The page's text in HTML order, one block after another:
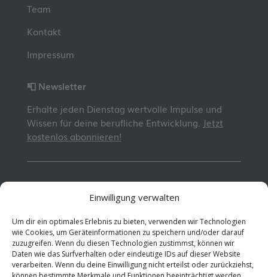
Einwilligung verwalten
Um dir ein optimales Erlebnis zu bieten, verwenden wir Technologien
wie Cookies, um Geräteinformationen zu speichern und/oder darauf
zuzugreifen. Wenn du diesen Technologien zustimmst, können wir
Daten wie das Surfverhalten oder eindeutige IDs auf dieser Website
verarbeiten. Wenn du deine Einwilligung nicht erteilst oder zurückziehst,
Team
Kontakt
Impressum
📮 Newsletter
Erhalte jeden Dienstag wertvolle Impulse und
Wissen für deine berufliche Entwicklung. Jetzt
kostenlos abonnieren!
AGBs